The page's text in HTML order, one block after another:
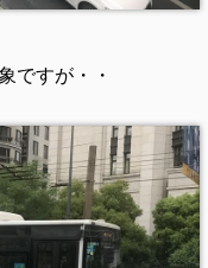
ですが・・